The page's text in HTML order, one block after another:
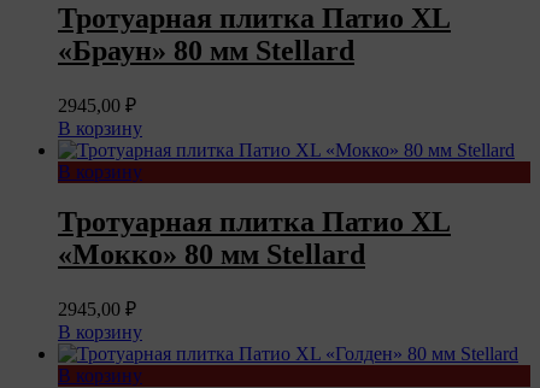
Тротуарная плитка Патио XL
«Браун» 80 мм Stellard
2945,00 ₽
В корзину
В корзину
Тротуарная плитка Патио XL
«Мокко» 80 мм Stellard
2945,00 ₽
В корзину
В корзину